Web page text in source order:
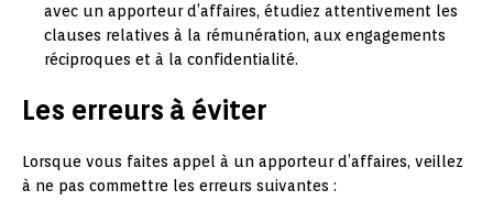
avec un apporteur d’affaires, étudiez attentivement les
clauses relatives à la rémunération, aux engagements
réciproques et à la confidentialité.
Les erreurs à éviter
Lorsque vous faites appel à un apporteur d’affaires, veillez
à ne pas commettre les erreurs suivantes :